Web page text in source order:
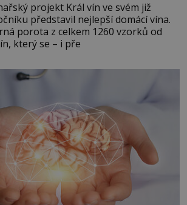
projekt Král vín ve svém již
představil nejlepší domácí vína.
porota z celkem 1260 vzorků od
Král vín, který se – i pře